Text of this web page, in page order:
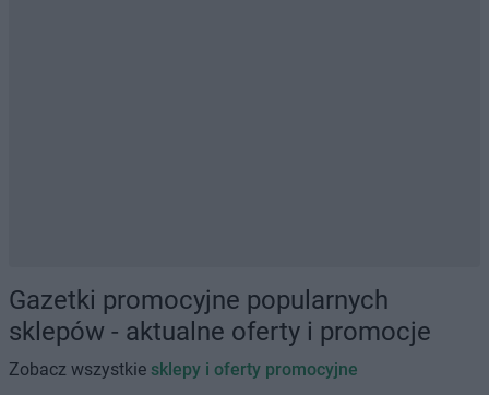
Gazetki promocyjne popularnych
sklepów - aktualne oferty i promocje
Zobacz wszystkie sklepy i oferty promocyjne